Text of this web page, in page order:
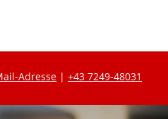
Adresse | +43 7249-48031